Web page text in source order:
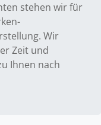
stehen wir für
Wir
Zeit und
Ihnen nach